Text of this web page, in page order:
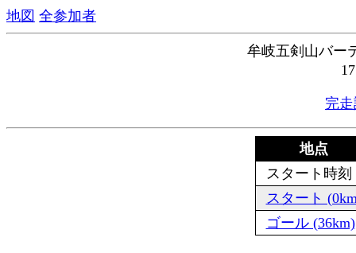
地図 全参加者
牟岐五剣山バー
完
地点
スタート時刻
スタート
ゴール (36km)